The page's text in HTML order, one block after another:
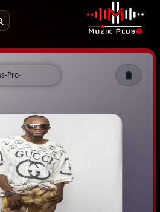
- Streaming de
- Bjocadas Pro
Pro-